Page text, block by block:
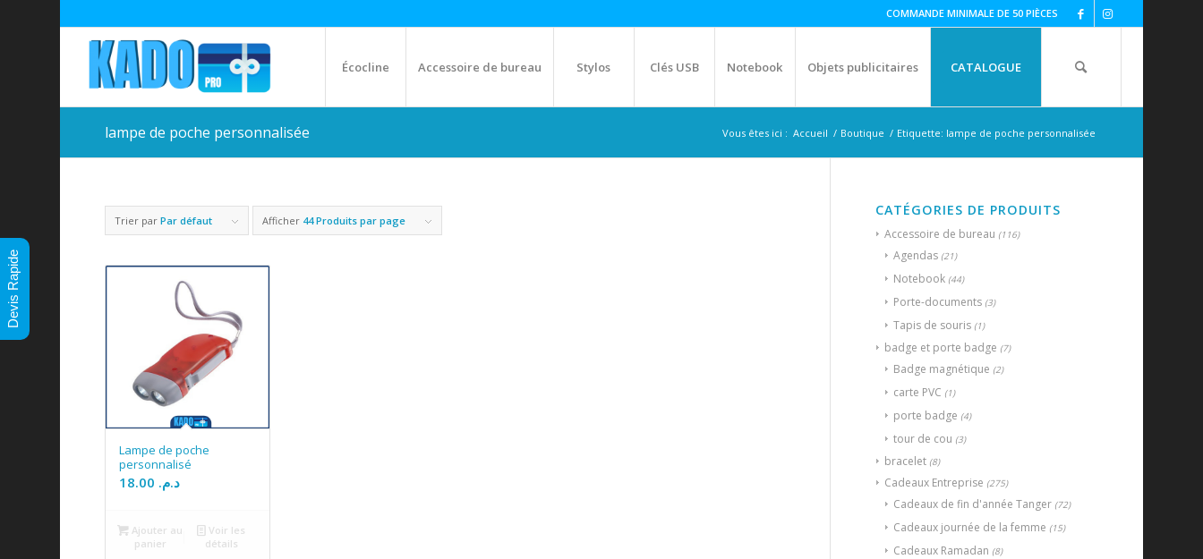
COMMANDE MINIMALE DE 50 PIÈCES
Écocline Accessoire de bureau Stylos Clés USB Notebook Objets publicitaires CATALOGUE
lampe de poche personnalisée Vous êtes ici : Accueil / Boutique / Etiquette: lampe de poche personnalisée
Trier parPar défaut Afficher 44 Produits par page
Lampe de poche
personnalisé
د.م.
Ajouter au
panier
Voir les
détails
CATÉGORIES DE PRODUITS
Accessoire de bureau (116)
Agendas (21)
Notebook (44)
Porte-documents (3)
Tapis de souris (1)
badge et porte badge (7)
Badge magnétique (2)
carte PVC (1)
porte badge (4)
tour de cou (3)
bracelet (8)
Cadeaux Entreprise (275)
Cadeaux de fin d'année Tanger (72)
Cadeaux journée de la femme (15)
Cadeaux Ramadan (8)
Devis Rapide